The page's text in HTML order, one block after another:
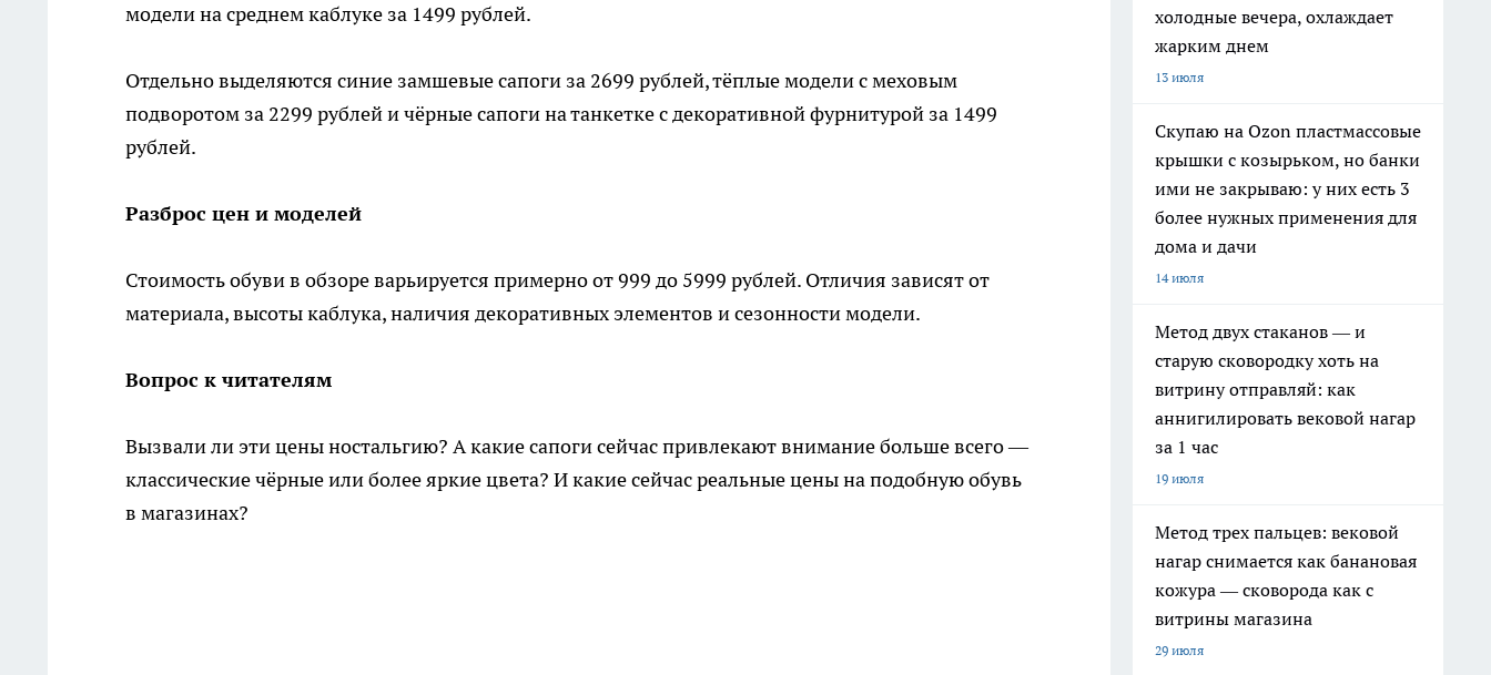
модели на среднем каблуке за 1499 рублей.
Отдельно выделяются синие замшевые сапоги за 2699 рублей, тёплые модели с меховым
подворотом за 2299 рублей и чёрные сапоги на танкетке с декоративной фурнитурой за 1499
рублей.
Разброс цен и моделей
Стоимость обуви в обзоре варьируется примерно от 999 до 5999 рублей. Отличия зависят от
материала, высоты каблука, наличия декоративных элементов и сезонности модели.
Вопрос к читателям
Вызвали ли эти цены ностальгию? А какие сапоги сейчас привлекают внимание больше всего —
классические чёрные или более яркие цвета? И какие сейчас реальные цены на подобную обувь
в магазинах?
холодные вечера, охлаждает
жарким днем
13 июля
Скупаю на Ozon пластмассовые
крышки с козырьком, но банки
ими не закрываю: у них есть 3
более нужных применения для
дома и дачи
14 июля
Метод двух стаканов — и
старую сковородку хоть на
витрину отправляй: как
аннигилировать вековой нагар
за 1 час
19 июля
Метод трех пальцев: вековой
нагар снимается как банановая
кожура — сковорода как с
витрины магазина
29 июля